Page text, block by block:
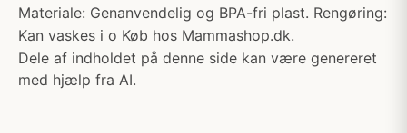
Materiale: Genanvendelig og BPA-fri plast. Rengøring:
Kan vaskes i o Køb hos Mammashop.dk.
Dele af indholdet på denne side kan være genereret
med hjælp fra AI.